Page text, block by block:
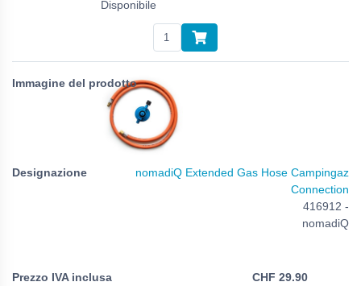
Disponibile
nomadiQ Extended Gas Hose Campingaz
Connection
416912 -
nomadiQ
CHF 29.90